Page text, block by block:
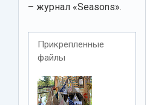
– журнал «Seasons».
Прикрепленные
файлы